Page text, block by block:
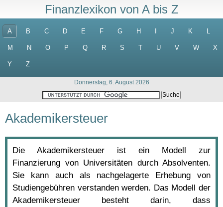
Finanzlexikon von A bis Z
A B C D E F G H J K L
M N O P Q R S T U V W X
Y Z
Donnerstag, 6. August 2026
Akademikersteuer
Die Akademikersteuer ist ein Modell zur
Finanzierung von Universitäten durch Absolventen.
Sie kann auch als nachgelagerte Erhebung von
Studiengebühren verstanden werden. Das Modell der
Akademikersteuer besteht darin, dass